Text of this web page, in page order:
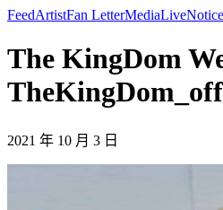
FeedArtistFan LetterMediaLiveNotice
The KingDom
2021 年 10 月 3 日